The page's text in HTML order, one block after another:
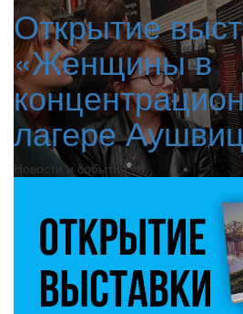
Открытие
«Женщины в
лагере
Новости и события